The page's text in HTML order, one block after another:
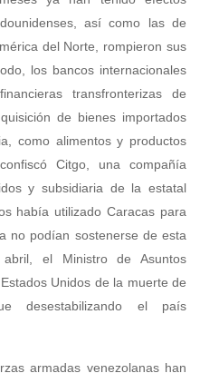
así como las de
del Norte, rompieron sus
los bancos internacionales
transfronterizas de
de bienes importados
como alimentos y productos
Citgo, una compañía
y subsidiaria de la estatal
había utilizado Caracas para
no podían sostenerse de esta
el Ministro de Asuntos
Unidos de la muerte de
desestabilizando el país
armadas venezolanas han